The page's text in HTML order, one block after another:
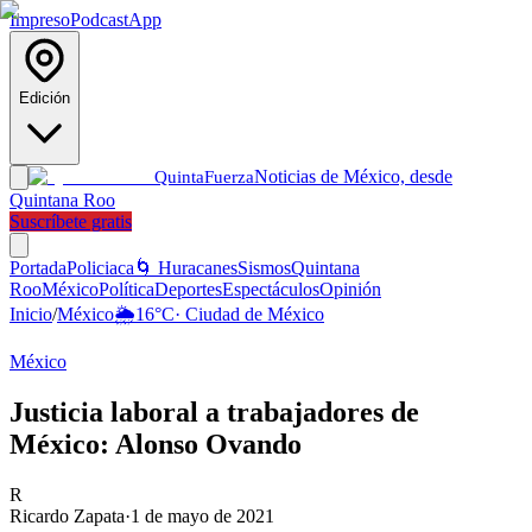
ImpresoPodcastApp
Edición
QuintaFuerzaNoticias de México, desde
Quintana Roo
Suscríbete gratis
PortadaPoliciaca 🌀 HuracanesSismosQuintana
RooMéxicoPolíticaDeportesEspectáculosOpinión
Inicio/México🌦️16°C· Ciudad de México
México
Justicia laboral a trabajadores de
México: Alonso Ovando
R
Ricardo Zapata·1 de mayo de 2021